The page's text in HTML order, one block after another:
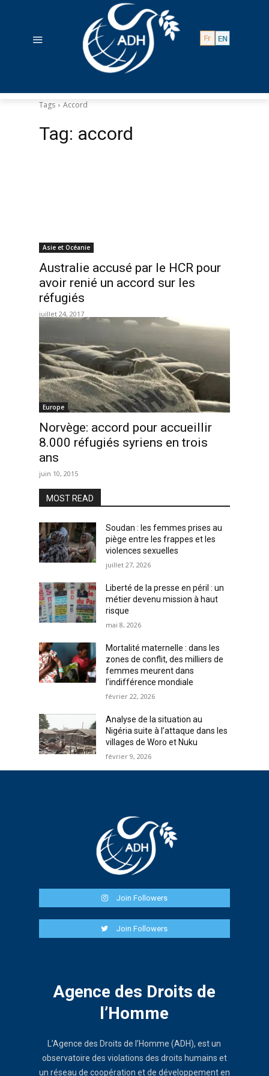
Tags Accord
Tag: accord
Asie et Océanie
Australie accusé par le HCR pour
avoir renié un accord sur les
réfugiés
juillet 24, 2017
Europe
Norvège: accord pour accueillir
8.000 réfugiés syriens en trois
ans
juin 10, 2015
MOST READ
Soudan : les femmes prises au
piège entre les frappes et les
violences sexuelles
juillet 27, 2026
Liberté de la presse en péril : un
métier devenu mission à haut
risque
mai 8, 2026
Mortalité maternelle : dans les
zones de conflit, des milliers de
femmes meurent dans
l’indifférence mondiale
février 22, 2026
Analyse de la situation au
Nigéria suite à l’attaque dans les
villages de Woro et Nuku
février 9, 2026
Join Followers
Join Followers
Agence des Droits de
l’Homme
L’Agence des Droits de l’Homme (ADH), est un
observatoire des violations des droits humains et
un réseau de coopération et de développement en